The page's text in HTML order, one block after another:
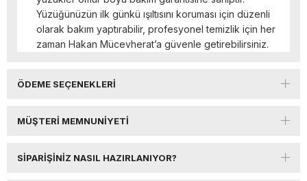
Yüzüğünüzün ilk günkü ışıltısını koruması için düzenli
olarak bakım yaptırabilir, profesyonel temizlik için her
zaman Hakan Mücevherat’a güvenle getirebilirsiniz.
ÖDEME SEÇENEKLERI
MÜŞTERI MEMNUNIYETI
SIPARIŞINIZ NASIL HAZIRLANIYOR?